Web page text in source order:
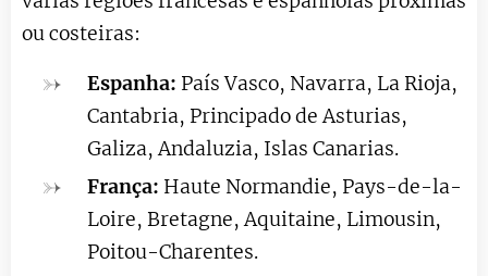
ou costeiras:
Espanha: País Vasco, Navarra, La Rioja,
Cantabria, Principado de Asturias,
Galiza, Andaluzia, Islas Canarias.
França: Haute Normandie, Pays-de-la-
Loire, Bretagne, Aquitaine, Limousin,
Poitou-Charentes.